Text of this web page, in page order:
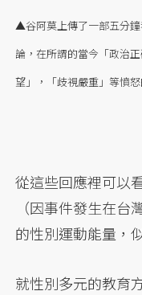
▲谷阿莫上傳了一部五分
論，在所謂的當今「政治
望」，「歧視嚴重」等憤怒
從這些回應裡可以
（因事件發生在
的性別運動能量，
就性別多元的教育